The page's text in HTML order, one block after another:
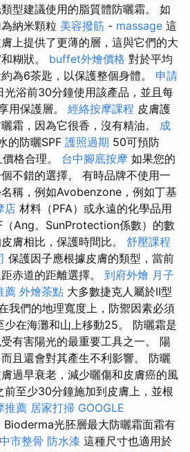
型建議使用的脂質體防曬霜。 如
納米顆粒 美容撥筋 - massage 這
上提供了更薄的層，這與它們的大
糊狀。 buffet外燴價格 對於平均
為6茶匙，以保護整個身體。 申請
光浴前30分鐘使用該產品，並且每
用保護層。 經絡按摩課程 皮膚護
霜，因為它很香，沒有精油。 成
的防曬SPF 護照過期 50可預防
格合理。 台中腳底按摩 如果您的
不錯的選擇。 有時品牌不使用一
稱，例如Avobenzone，例如丁基
店 材料（PFA）或永遠的化學品用
（Ang。SunProtection係數）的數
膚相比，保護時間比。 舒壓課程
保護因子應根據皮膚的類型，當前
赤道的距離選擇。 到府外燴 月子
薦 外燴茶點 大多數捷克人屬於II型
我們的地理寬度上，防禦因素必須
在海灘和山上移動25。 防曬霜是
有害陽光的最重要工具之一。 陽
且還會對其產生不利影響。 防曬
過早衰老，減少曬傷和皮膚癌的風
前至少30分鐘施加到皮膚上，並根
推薦 居家打掃 GOOGLE
Bioderma光胚層最大防曬霜面霜有
市整骨 防水漆 這種尺寸也適用於